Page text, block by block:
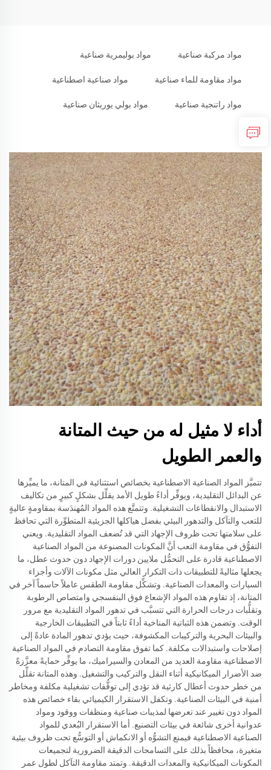
مواد مركبة صناعية مواد بوليمرية صناعية
مواد مقاومة للماء صناعية مواد صناعية اصطناعية
مواد راتنجية صناعية مواد بولي يوريثان صناعية
أداء لا مثيل له من حيث المتانة
والعمر الطويل
تتميَّز المواد الصناعية الاصطناعية بخصائص استثنائية في المتانة، ما يميِّزها
عن البدائل التقليدية، ويوفِّر أداءً طويل الأمد يقلِّل بشكلٍ كبيرٍ من تكاليف
الاستبدال والانقطاعات التشغيلية. وتتمتَّع هذه المواد المُهندَسة بمقاومةٍ عاليةٍ
للتعب والتآكل والتدهور البيئي بفضل هياكلها الجزيئية المتطوِّرة التي تحافظ
على سلامتها تحت ظروف الإجهاد التي قد تُضعف المواد التقليدية. ويعني
التفوُّق في مقاومة التعب أنَّ المكونات المصنوعة من المواد الصناعية
الاصطناعية قادرة على التحمُّل ملايين دورات الإجهاد دون حدوث عطل، ما
يجعلها مثاليةً للتطبيقات ذات التكرار العالي مثل مكونات الآلات وأجزاء
السيارات والمعدات الصناعية. وتشكِّل مقاومة الطقس عاملاً حاسماً آخر في
المتانة، إذ تقاوم هذه المواد الإشعاع فوق البنفسجي وامتصاص الرطوبة
وتقلُّبات درجات الحرارة التي تتسبَّب في تدهور المواد التقليدية مع مرور
الوقت. وتضمن هذه الثباتية المناخية أداءً ثابتاً في التطبيقات الخارجية
والبيئات البحرية والتركيبات المكشوفة، حيث يؤدي تدهور المادة عادةً إلى
إصلاحات واستبدالات مكلفة. كما تفوق مقاومة التصادم في المواد الصناعية
الاصطناعية مقاومة العديد من المعادن والسيراميك، ما يوفِّر حمايةً معزَّزةً
ضد الأضرار الميكانيكية أثناء النقل والتركيب والتشغيل. وهذه المتانة تقلِّل
من خطر حدوث أعطال كارثية قد تؤدي إلى توقُّفات تشغيلية مكلفة ومخاطر
أمنية في البيئات الصناعية. وتكفل الاستقرار الكيميائي بقاء خصائص هذه
المواد دون تغيير عند تعرضها لمذيبات صناعية ومنظفات ووقود ومواد
عدوانية أخرى شائعة في بيئات التصنيع. أما الاستقرار البُعدي للمواد
الصناعية الاصطناعية فيمنع التشوُّه أو الانكماش أو التوسُّع تحت ظروف بيئية
متغيرة، محافظاً بذلك على التسامحات الدقيقة الضرورية لتجميعات
المكونات الميكانيكية والمعدات الدقيقة. وتمتد مقاومة التآكل لطول عمر